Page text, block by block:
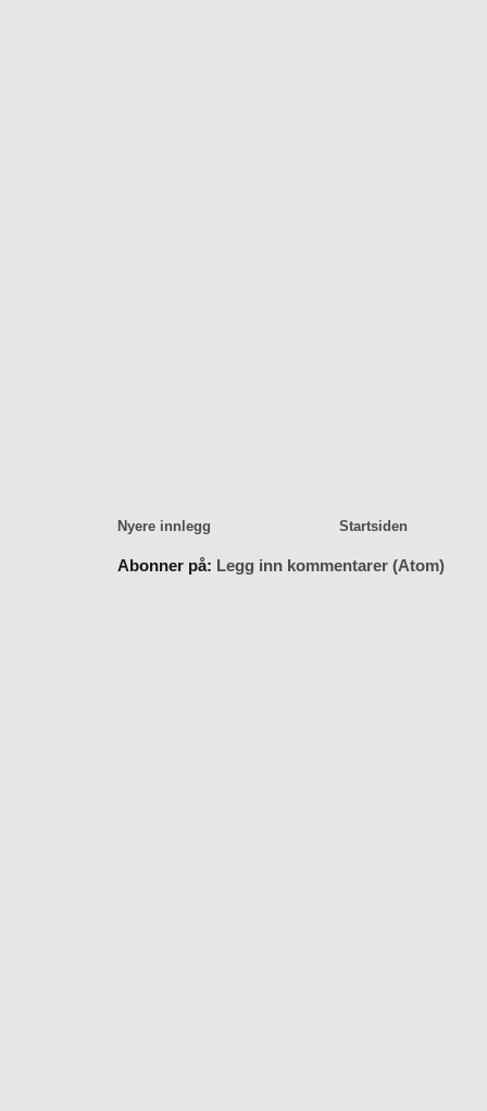
Nyere innlegg Startsiden
Abonner på: Legg inn kommentarer (Atom)